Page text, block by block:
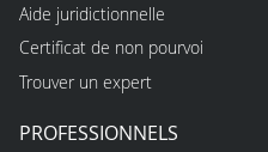
Aide juridictionnelle
Certificat de non pourvoi
Trouver un expert
PROFESSIONNELS